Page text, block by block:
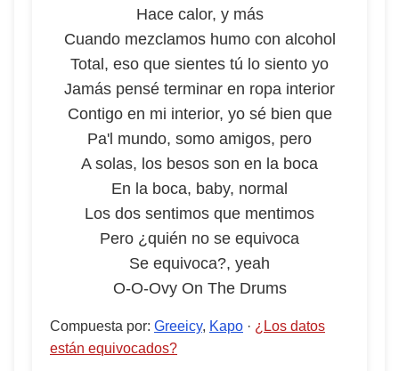
Hace calor, y más
Cuando mezclamos humo con alcohol
Total, eso que sientes tú lo siento yo
Jamás pensé terminar en ropa interior
Contigo en mi interior, yo sé bien que
Pa'l mundo, somo amigos, pero
A solas, los besos son en la boca
En la boca, baby, normal
Los dos sentimos que mentimos
Pero ¿quién no se equivoca
Se equivoca?, yeah
O-O-Ovy On The Drums
Compuesta por: Greeicy, Kapo · ¿Los datos
están equivocados?